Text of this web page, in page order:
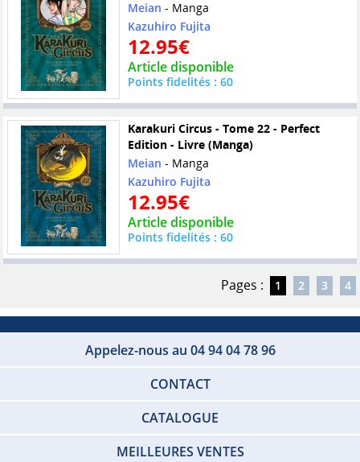
Meian - Manga
Kazuhiro Fujita
12.95€
Article disponible
Points fidelités : 60
Karakuri Circus - Tome 22 - Perfect
Edition - Livre (Manga)
Meian - Manga
Kazuhiro Fujita
12.95€
Article disponible
Points fidelités : 60
Pages : 1 2 3 4
Appelez-nous au 04 94 04 78 96
CONTACT
CATALOGUE
MEILLEURES VENTES